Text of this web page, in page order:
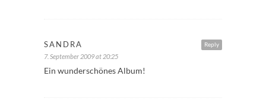
Reply
SANDRA
7. September 2009 at 20:25
Ein wunderschönes Album!